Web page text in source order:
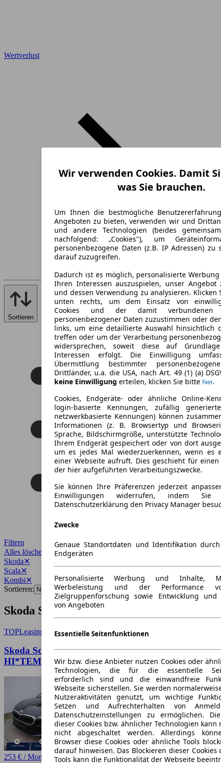
Wertverlust
Sortieren
Filtern
Alles löschen
Skoda✕
Scala✕
Kombi✕
Sortieren:
Skoda Scala Kombi Angebote
TOPLeasing
Skoda Scala Selection 1.5 TSI DSG*LED*PDC-
253 € / Monat
Wir verwenden Cookies. Damit
was Sie brauchen.
Um Ihnen die bestmögliche
Angeboten zu bieten, verwenden wir und
und andere Technologien (beides
nachfolgend: „Cookies"), um
personenbezogene Daten (z.B. IP Adressen) zu
darauf zuzugreifen.
Dadurch ist es möglich, personalisierte
Ihren Interessen auszuspielen, unser Angebot
und dessen Verwendung zu analysieren. Klicken
unten rechts, um dem Einsatz von
Cookies und der damit verbundenen
personenbezogener Daten zuzustimmen oder
links, um eine detaillierte Auswahl hinsichtlich
treffen oder um der Verarbeitung
widersprechen, soweit diese auf
Interessen erfolgt. Die Einwilligung
Übermittlung bestimmter
Drittländer, u.a. die USA, nach Art. 49 (1) (a)
keine Einwilligung erteilen, klicken Sie bitte hier.
Cookies, Endgeräte- oder ähnliche Online-
login-basierte Kennungen, zufällig
netzwerkbasierte Kennungen) können
Informationen (z. B. Browsertyp und
Sprache, Bildschirmgröße, unterstützte
Ihrem Endgerät gespeichert oder von dort
um es jedes Mal wiederzuerkennen, wenn es
einer Webseite aufruft. Dies geschieht für
der hier aufgeführten Verarbeitungszwecke.
Sie können Ihre Präferenzen jederzeit
Einwilligungen widerrufen, indem
Datenschutzerklärung den Privacy Manager
Zwecke
Genaue Standortdaten und Identifikation
Endgeräten
Personalisierte Werbung und Inhalte,
Werbeleistung und der Performance
Zielgruppenforschung sowie Entwicklung und
von Angeboten
Essentielle Seitenfunktionen
Wir bzw. diese Anbieter nutzen Cookies oder
Technologien, die für die essentielle
erforderlich sind und die einwandfreie
Webseite sicherstellen. Sie werden
Nutzeraktivitäten genutzt, um wichtige
Setzen und Aufrechterhalten von
Datenschutzeinstellungen zu ermöglichen.
dieser Cookies bzw. ähnlicher Technologien kann
nicht abgeschaltet werden. Allerdings
Browser diese Cookies oder ähnliche Tools
darauf hinweisen. Das Blockieren dieser
Tools kann die Funktionalität der Webseite